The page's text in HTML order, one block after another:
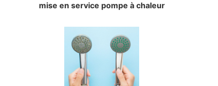
mise en service pompe à chaleur